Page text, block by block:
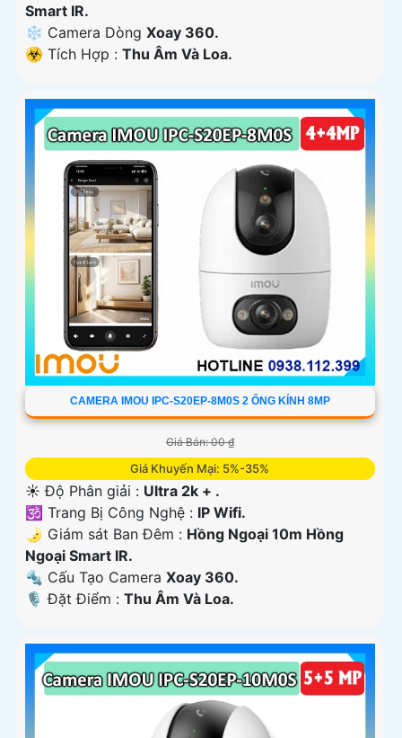
Smart IR.
❄ Camera Dòng Xoay 360.
️☣️ Tích Hợp : Thu Âm Và Loa.
CAMERA IMOU IPC-S20EP-8M0S 2 ỐNG KÍNH 8MP
Giá Bán: 00 ₫
Giá Khuyến Mại: 5%-35%
☀️ Độ Phân giải : Ultra 2k + .
🕉️ Trang Bị Công Nghệ : IP Wifi.
🌛 Giám sát Ban Đêm : Hồng Ngoại 10m Hồng
Ngoại Smart IR.
🔩 Cấu Tạo Camera Xoay 360.
️🎙 Đặt Điểm : Thu Âm Và Loa.